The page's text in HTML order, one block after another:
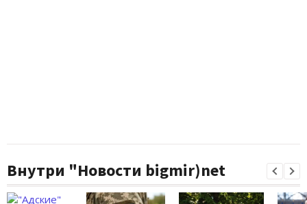
Внутри "Новости bigmir)net